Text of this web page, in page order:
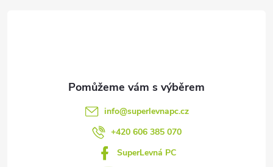
info@superlevnapc.cz
+420 606 385 070
SuperLevná PC